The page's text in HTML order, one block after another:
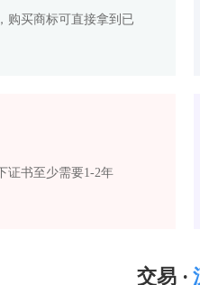
购买商标可直接拿到已
证书至少需要1-2年
交易 ·